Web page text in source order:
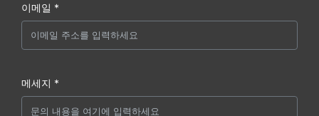
이메일 *
메세지 *